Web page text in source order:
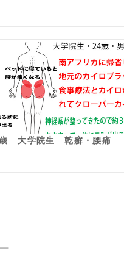
歳 大学院生 乾癬・腰痛